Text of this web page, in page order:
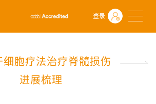
登录
前沿动态
髓损伤进展梳理
细胞疗法治疗脊髓损伤
进展梳理